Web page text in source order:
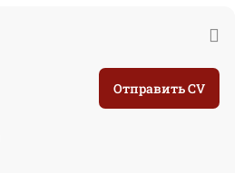
Отправить CV